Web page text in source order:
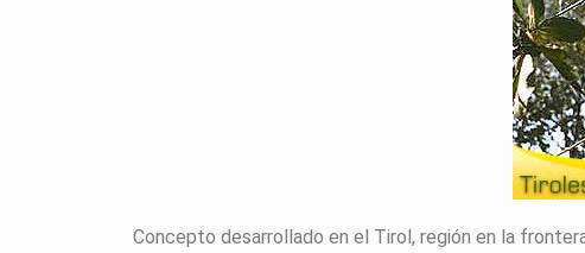
Concepto desarrollado en el Tirol, región en la